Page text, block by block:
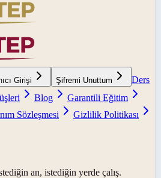
Girişi Şifremi Unuttum
Ders
Blog
Garantili Eğitim
Sözleşmesi
Gizlilik Politikası
an, istediğin yerde çalış.